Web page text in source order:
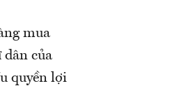
mua
dân của
quyền lợi